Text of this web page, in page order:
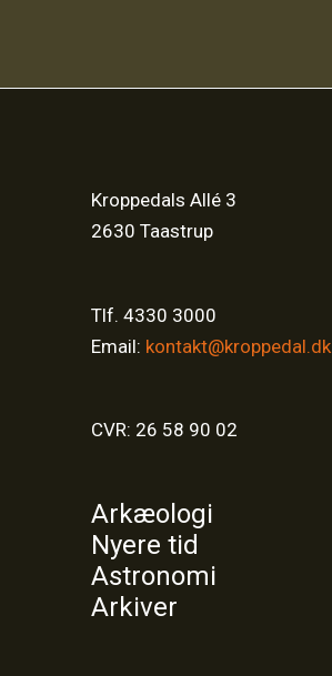
Kroppedals Allé 3
2630 Taastrup
Tlf. 4330 3000
Email: kontakt@kroppedal.dk
CVR: 26 58 90 02
Arkæologi
Nyere tid
Astronomi
Arkiver